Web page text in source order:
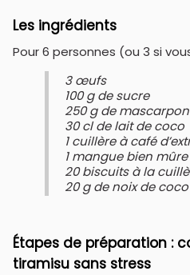
Les ingrédients
Pour 6 personnes (ou 3 si
3 œufs
100 g de sucre
250 g de
30 cl de lait de coco
1 cuillère à café
1 mangue bien mûre
20 biscuits à la
20 g de noix de
Étapes de préparation :
tiramisu sans stress